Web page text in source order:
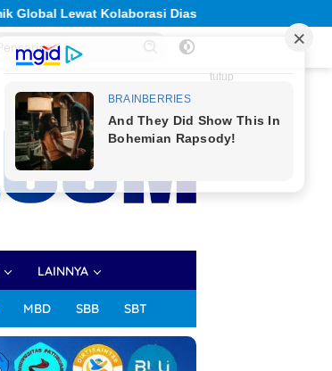
Solidaritas Sivitas Akademika Unpatti
tutup
LAINNYA
MBD SBB SBT